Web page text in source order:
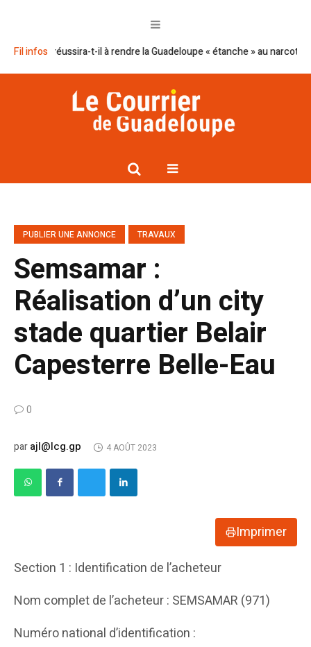
Fil infos
réussira-t-il à rendre la Guadeloupe « étanche » au narcotrafic ?
PUBLIER UNE ANNONCE TRAVAUX
Semsamar :
Réalisation d’un city
stade quartier Belair
Capesterre Belle-Eau
0
parajl@lcg.gp 4 AOÛT 2023
Imprimer
Section 1 : Identification de l’acheteur
Nom complet de l’acheteur : SEMSAMAR (971)
Numéro national d’identification :